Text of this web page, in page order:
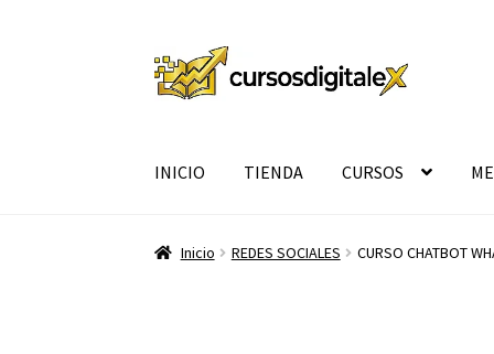
Ir
a
Ir
al
INICIO TIENDA CURSOS
Inicio REDES SOCIALES CURSO CHATBOT